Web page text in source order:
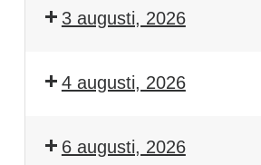
3 augusti, 2026
4 augusti, 2026
6 augusti, 2026